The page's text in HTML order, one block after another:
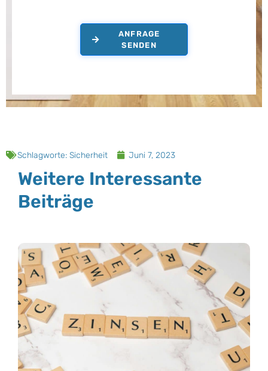
ANFRAGE
SENDEN
Schlagworte: Sicherheit Juni 7, 2023
Weitere Interessante
Beiträge